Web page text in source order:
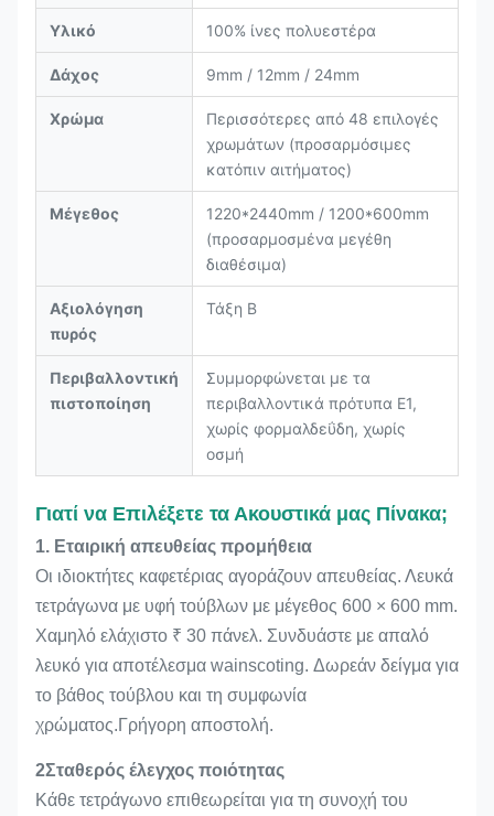
Υλικό 100% ίνες πολυεστέρα
Δάχος 9mm / 12mm / 24mm
Χρώμα
Περισσότερες από 48 επιλογές
χρωμάτων (προσαρμόσιμες
κατόπιν αιτήματος)
Μέγεθος
1220*2440mm / 1200*600mm
(προσαρμοσμένα μεγέθη
διαθέσιμα)
Αξιολόγηση
πυρός
Τάξη Β
Περιβαλλοντική
πιστοποίηση
Συμμορφώνεται με τα
περιβαλλοντικά πρότυπα E1,
χωρίς φορμαλδεΰδη, χωρίς
οσμή
Γιατί να Επιλέξετε τα Ακουστικά μας Πίνακα;
1. Εταιρική απευθείας προμήθεια
Οι ιδιοκτήτες καφετέριας αγοράζουν απευθείας. Λευκά
τετράγωνα με υφή τούβλων με μέγεθος 600 × 600 mm.
Χαμηλό ελάχιστο ₹ 30 πάνελ. Συνδυάστε με απαλό
λευκό για αποτέλεσμα wainscoting. Δωρεάν δείγμα για
το βάθος τούβλου και τη συμφωνία
χρώματος.Γρήγορη αποστολή.
2Σταθερός έλεγχος ποιότητας
Κάθε τετράγωνο επιθεωρείται για τη συνοχή του